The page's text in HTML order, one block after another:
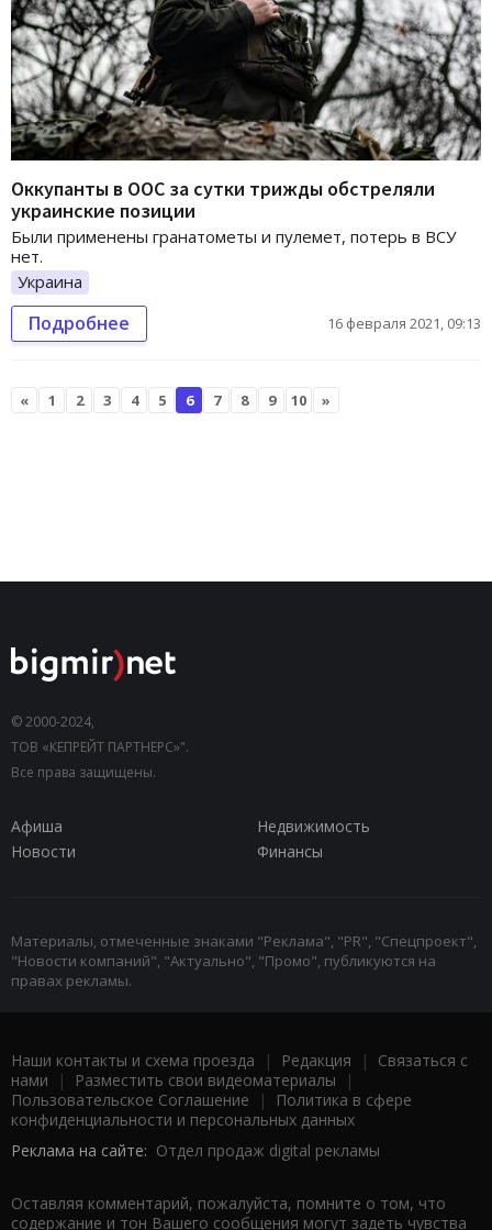
Оккупанты в ООС за сутки трижды обстреляли
украинские позиции
Были применены гранатометы и пулемет, потерь в ВСУ
нет.
Украина
Подробнее 16 февраля 2021, 09:13
« 1 2 3 4 5 6 7 8 9 10 »
© 2000-2024,
ТОВ «КЕПРЕЙТ ПАРТНЕРС»".
Все права защищены.
Афиша
Недвижимость
Новости
Финансы
Материалы, отмеченные знаками "Реклама", "PR", "Спецпроект",
"Новости компаний", "Актуально", "Промо", публикуются на
правах рекламы.
Наши контакты и схема проезда | Редакция | Связаться с
нами | Разместить свои видеоматериалы |
Пользовательское Соглашение |
Политика в сфере
конфиденциальности и персональных данных
Реклама на сайте: Отдел продаж digital рекламы
Оставляя комментарий, пожалуйста, помните о том, что
содержание и тон Вашего сообщения могут задеть чувства